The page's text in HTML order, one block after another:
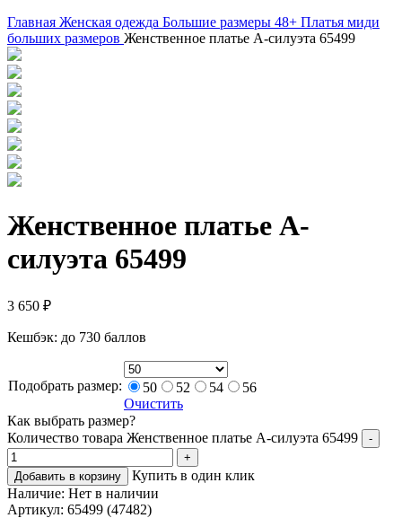
Главная Женская одежда Большие размеры 48+ Платья миди
больших размеров Женственное платье А-силуэта 65499
Женственное платье А-
силуэта 65499
3 650 ₽
Кешбэк: до 730 баллов
Подобрать размер: 50 52 54
56
Очистить
Как выбрать размер?
Количество товара Женственное платье А-силуэта 65499
-
+
Добавить в корзину
Купить в один клик
Наличие: Нет в наличии
Артикул: 65499 (47482)